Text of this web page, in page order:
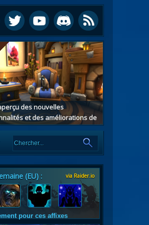
des nouvelles
et des améliorations de
patch 12.1
(EU) : via Raider.io
pour ces affixes